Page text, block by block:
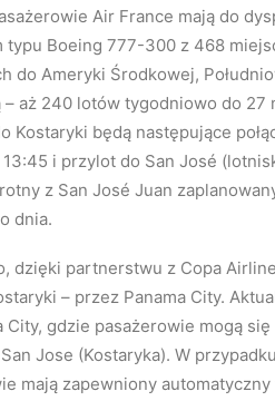
Air France mają do
typu Boeing 777-300 z 468
do Ameryki Środkowej,
– aż 240 lotów tygodniowo do 27
Kostaryki będą następujące
i przylot do San José
z San José Juan
dnia.
dzięki partnerstwu z Copa
– przez Panama City.
City, gdzie pasażerowie mogą
Jose (Kostaryka). W
mają zapewniony